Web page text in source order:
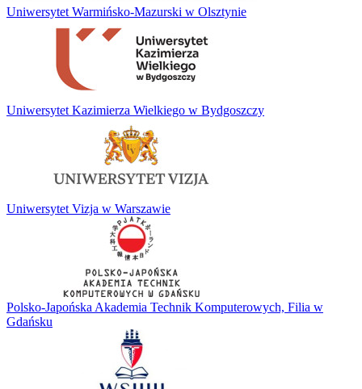
Uniwersytet Warmińsko-Mazurski w Olsztynie
Uniwersytet Kazimierza Wielkiego w Bydgoszczy
Uniwersytet Vizja w Warszawie
Polsko-Japońska Akademia Technik Komputerowych, Filia w
Gdańsku